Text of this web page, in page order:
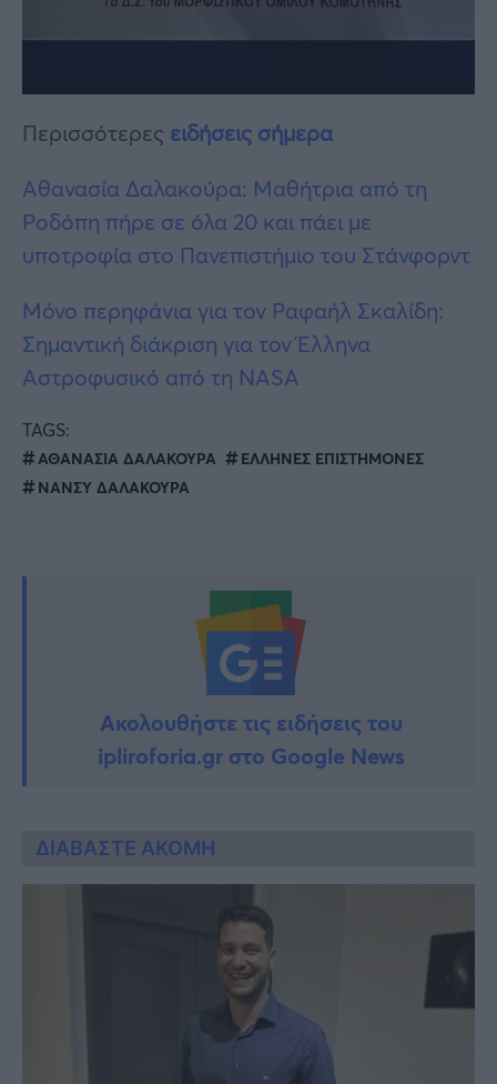
Περισσότερες ειδήσεις σήμερα
Αθανασία Δαλακούρα: Μαθήτρια από τη
Ροδόπη πήρε σε όλα 20 και πάει με
υποτροφία στο Πανεπιστήμιο του Στάνφορντ
Μόνο περηφάνια για τον Ραφαήλ Σκαλίδη:
Σημαντική διάκριση για τον Έλληνα
Αστροφυσικό από τη NASA
TAGS:
ΑΘΑΝΑΣΙΑ ΔΑΛΑΚΟΥΡΑ
ΕΛΛΗΝΕΣ ΕΠΙΣΤΗΜΟΝΕΣ
ΝΑΝΣΥ ΔΑΛΑΚΟΥΡΑ
Ακολουθήστε τις ειδήσεις του
ipliroforia.gr στο Google News
ΔΙΑΒΑΣΤΕ ΑΚΟΜΗ